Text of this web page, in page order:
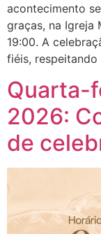
acontecimento
graças, na Igreja
19:00. A
fiéis,
Quarta-
2026:
de